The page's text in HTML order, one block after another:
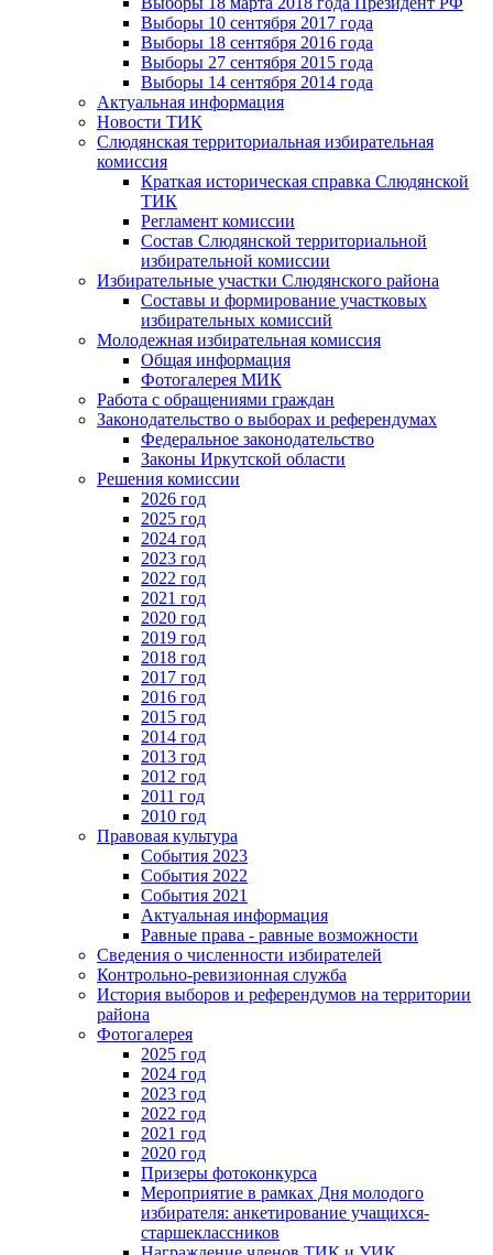
Выборы 10 сентября 2017 года
Выборы 18 сентября 2016 года
Выборы 27 сентября 2015 года
Выборы 14 сентября 2014 года
Актуальная информация
Новости ТИК
Слюдянская территориальная избирательная
комиссия
Краткая историческая справка Слюдянской
ТИК
Регламент комиссии
Состав Слюдянской территориальной
избирательной комиссии
Избирательные участки Слюдянского района
Составы и формирование участковых
избирательных комиссий
Молодежная избирательная комиссия
Общая информация
Фотогалерея МИК
Работа с обращениями граждан
Законодательство о выборах и референдумах
Федеральное законодательство
Законы Иркутской области
Решения комиссии
2026 год
2025 год
2024 год
2023 год
2022 год
2021 год
2020 год
2019 год
2018 год
2017 год
2016 год
2015 год
2014 год
2013 год
2012 год
2011 год
2010 год
Правовая культура
События 2023
События 2022
События 2021
Актуальная информация
Равные права - равные возможности
Сведения о численности избирателей
Контрольно-ревизионная служба
История выборов и референдумов на территории
района
Фотогалерея
2025 год
2024 год
2023 год
2022 год
2021 год
2020 год
Призеры фотоконкурса
Мероприятие в рамках Дня молодого
избирателя: анкетирование учащихся-
старшеклассников